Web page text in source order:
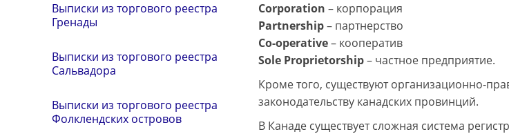
Выписки из торгового реестра
Гренады
Выписки из торгового реестра
Сальвадора
Выписки из торгового реестра
Фолклендских островов
Corporation – корпорация
Partnership– партнерство
Co-operative– кооператив
Sole Proprietorship– частное предприятие.
Кроме того, существуют организационно-
законодательству канадских провинций.
В Канаде существует сложная система